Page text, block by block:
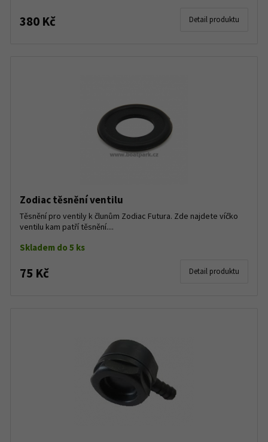
380 Kč Detail produktu
Zodiac těsnění ventilu
Těsnění pro ventily k člunům Zodiac Futura. Zde najdete víčko
ventilu kam patří těsnění....
Skladem do 5 ks
75 Kč Detail produktu